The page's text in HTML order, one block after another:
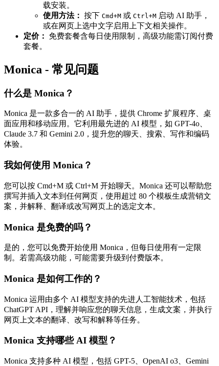
载安装。
使用方法： 按下 Cmd+M 或 Ctrl+M 启动 AI 助手，
或在网页上选中文字启用上下文相关操作。
定价：
免费套餐含每日使用限制，高级功能需订阅付费
套餐。
Monica - 常见问题
什么是 Monica？
Monica 是一款多合一的 AI 助手，提供 Chrome 扩展程序、桌
面应用和移动应用。它利用最先进的 AI 模型，如 GPT-4o、
Claude 3.7 和 Gemini 2.0，提升您的聊天、搜索、写作和编码
体验。
我如何使用 Monica？
您可以按 Cmd+M 或 Ctrl+M 开始聊天。Monica 还可以帮助您
撰写并插入文本到任何网页，使用超过 80 个模板生成营销文
案，并解释、翻译或改写网页上的选定文本。
Monica 是免费的吗？
是的，您可以免费开始使用 Monica，但每日使用有一定限
制。若需高级功能，可能需要升级到付费版本。
Monica 是如何工作的？
Monica 运用由多个 AI 模型支持的先进人工智能技术，包括
ChatGPT API，理解并响应您的聊天信息，生成文案，并执行
网页上文本的翻译、改写和解释等任务。
Monica 支持哪些 AI 模型？
Monica 支持多种 AI 模型，包括 GPT-5、OpenAI o3、Gemini